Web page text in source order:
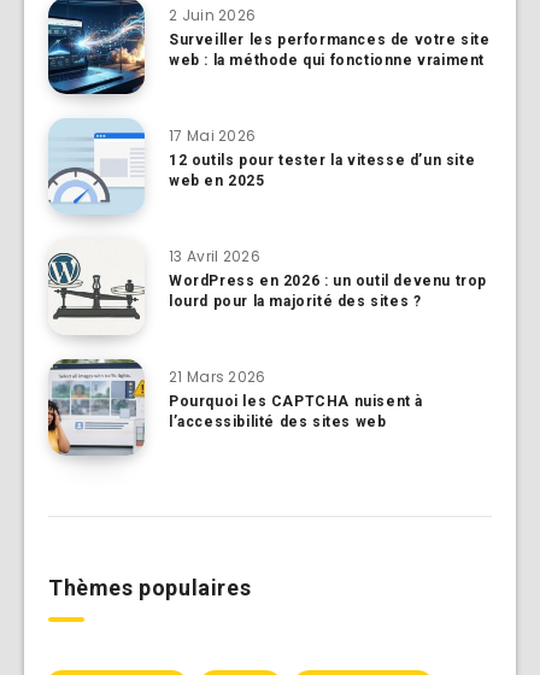
2 Juin 2026
Surveiller les performances de votre site
web : la méthode qui fonctionne vraiment
17 Mai 2026
12 outils pour tester la vitesse d’un site
web en 2025
13 Avril 2026
WordPress en 2026 : un outil devenu trop
lourd pour la majorité des sites ?
21 Mars 2026
Pourquoi les CAPTCHA nuisent à
l’accessibilité des sites web
Thèmes populaires